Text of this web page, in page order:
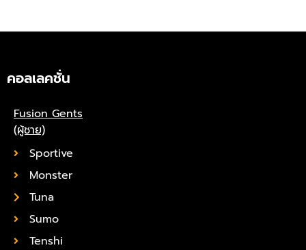
คอลเลคชั่น
Fusion Gents
(ผู้ชาย)
Sportive
Monster
Tuna
Sumo
Tenshi